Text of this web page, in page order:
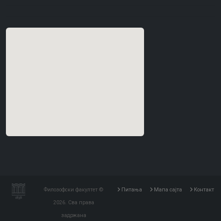
Филозофски факултет ©
2026. Сва права
задржана
Питања Мапа сајта Контакт